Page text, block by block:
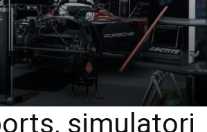
simulatori